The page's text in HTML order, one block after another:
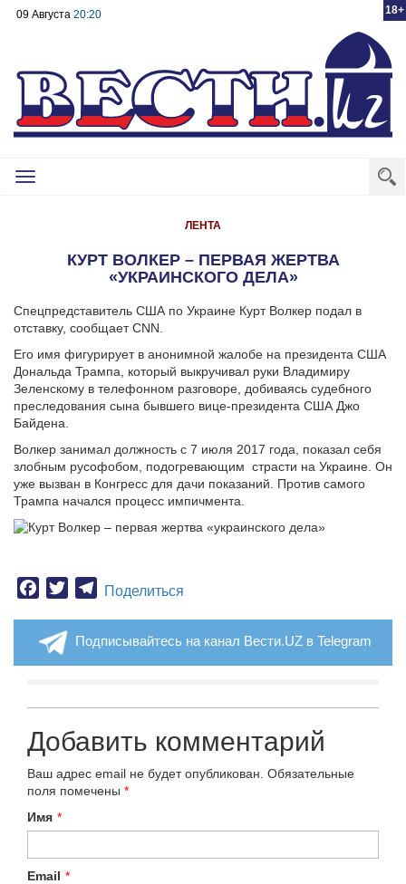
18+
09 Августа 20:20
Toggle
ЛЕНТА
КУРТ ВОЛКЕР – ПЕРВАЯ ЖЕРТВА
«УКРАИНСКОГО ДЕЛА»
Спецпредставитель США по Украине Курт Волкер подал в
отставку, сообщает CNN.
Его имя фигурирует в анонимной жалобе на президента США
Дональда Трампа, который выкручивал руки Владимиру
Зеленскому в телефонном разговоре, добиваясь судебного
преследования сына бывшего вице-президента США Джо
Байдена.
Волкер занимал должность с 7 июля 2017 года, показал себя
злобным русофобом, подогревающим страсти на Украине. Он
уже вызван в Конгресс для дачи показаний. Против самого
Трампа начался процесс импичмента.
Facebook
TwitterTelegram
Поделиться
Подписывайтесь на канал Вести.UZ в Telegram
Добавить комментарий
Ваш адрес email не будет опубликован. Обязательные
поля помечены *
Имя *
Email *